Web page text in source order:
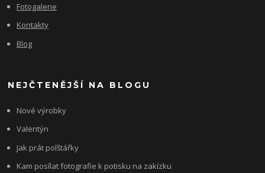
Fotogalerie
Kontakty
Blog
NEJČTENĚJŠÍ NA BLOGU
Nové výrobky
Valentýn
Jak prát polštářky
Kam posílat fotografie k potisku na zakízku